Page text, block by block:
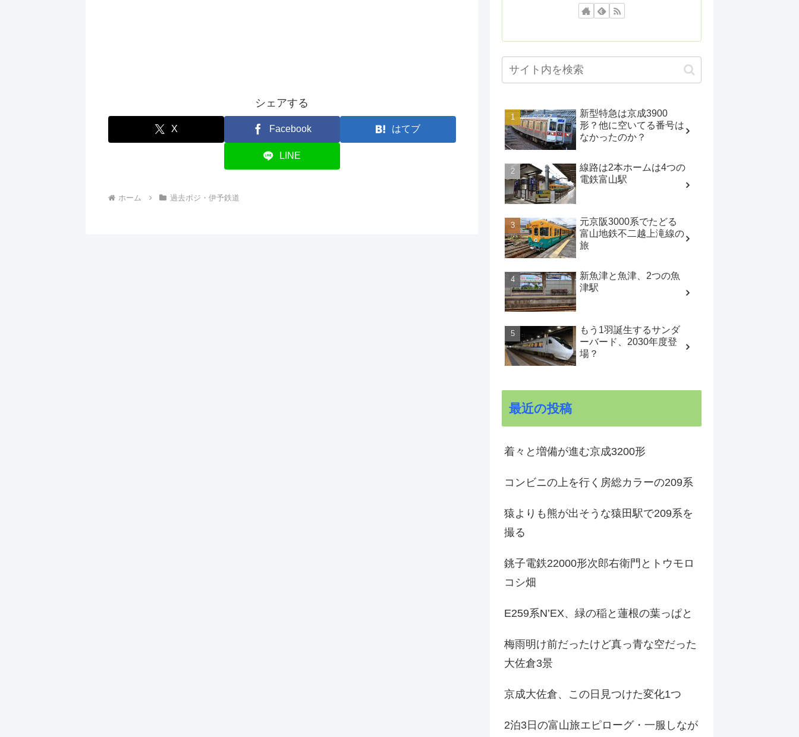
シェアする
X Facebook はてブ
LINE
ホーム 過去ポジ・伊予鉄道
新型特急は京成3900
形？他に空いてる番号は
なかったのか？
線路は2本ホームは4つの
電鉄富山駅
元京阪3000系でたどる
富山地鉄不二越上滝線の
旅
新魚津と魚津、2つの魚
津駅
もう1羽誕生するサンダ
ーバード、2030年度登
場？
最近の投稿
着々と増備が進む京成3200形
コンビニの上を行く房総カラーの209系
猿よりも熊が出そうな猿田駅で209系を
撮る
銚子電鉄22000形次郎右衛門とトウモロ
コシ畑
E259系N’EX、緑の稲と蓮根の葉っぱと
梅雨明け前だったけど真っ青な空だった
大佐倉3景
京成大佐倉、この日見つけた変化1つ
2泊3日の富山旅エピローグ・一服しなが